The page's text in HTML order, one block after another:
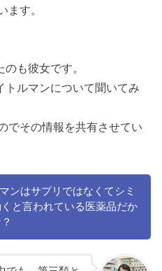
ます。
も彼女です。
トルマンについて聞いてみ
でその情報を共有させてい
ンはサプリではなくてシミ
と言われている医薬品だか